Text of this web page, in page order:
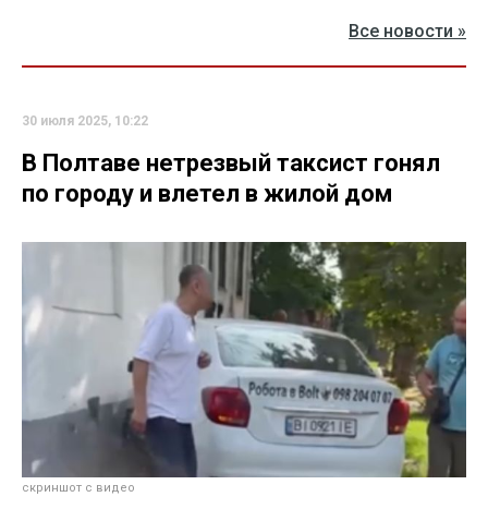
Все новости »
30 июля 2025, 10:22
В Полтаве нетрезвый таксист гонял
по городу и влетел в жилой дом
скриншот с видео